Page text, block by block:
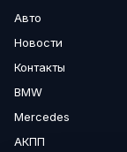
Авто
Новости
Контакты
BMW
Mercedes
АКПП